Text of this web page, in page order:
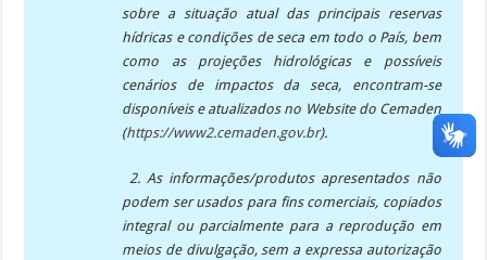
sobre a situação atual das principais reservas
hídricas e condições de seca em todo o País, bem
como as projeções hidrológicas e possíveis
cenários de impactos da seca, encontram-se
disponíveis e atualizados no Website do Cemaden
(https://www2.cemaden.gov.br).
2. As informações/produtos apresentados não
podem ser usados para fins comerciais, copiados
integral ou parcialmente para a reprodução em
meios de divulgação, sem a expressa autorização